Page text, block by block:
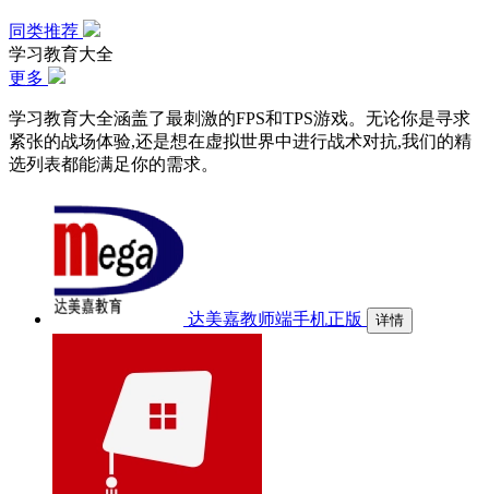
同类推荐
学习教育大全
更多
学习教育大全涵盖了最刺激的FPS和TPS游戏。无论你是寻求
紧张的战场体验,还是想在虚拟世界中进行战术对抗,我们的精
选列表都能满足你的需求。
达美嘉教师端手机正版 详情